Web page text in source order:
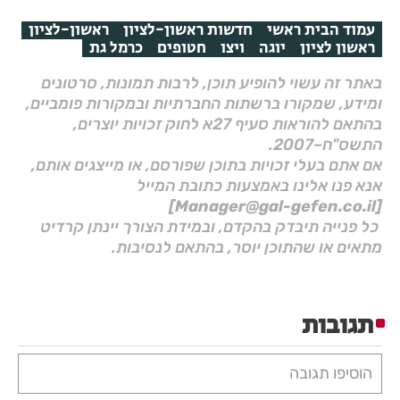
עמוד הבית ראשי חדשות ראשון-לציון ראשון-לציון
ראשון לציון יוגה ויצו חטופים כרמל גת
באתר זה עשוי להופיע תוכן, לרבות תמונות, סרטונים
ומידע, שמקורו ברשתות החברתיות ובמקורות פומביים,
בהתאם להוראות סעיף 27א לחוק זכויות יוצרים,
התשס"ח–2007.
אם אתם בעלי זכויות בתוכן שפורסם, או מייצגים אותם,
אנא פנו אלינו באמצעות כתובת המייל
[Manager@gal-gefen.co.il]
כל פנייה תיבדק בהקדם, ובמידת הצורך יינתן קרדיט
מתאים או שהתוכן יוסר, בהתאם לנסיבות.
תגובות
הוסיפו תגובה